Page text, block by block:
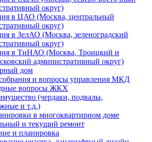
округ)
в ЦАО (Москва, центральный
округ)
в ЗелАО (Москва, зеленоградский
округ)
в ТиНАО (Москва, Троицкий и
административный округ)
дом
и вопросы управления МКД
вопросы ЖКХ
(чердаки, подвалы,
и т.д.)
в многоквартирном доме
и текущий ремонт
и планировка